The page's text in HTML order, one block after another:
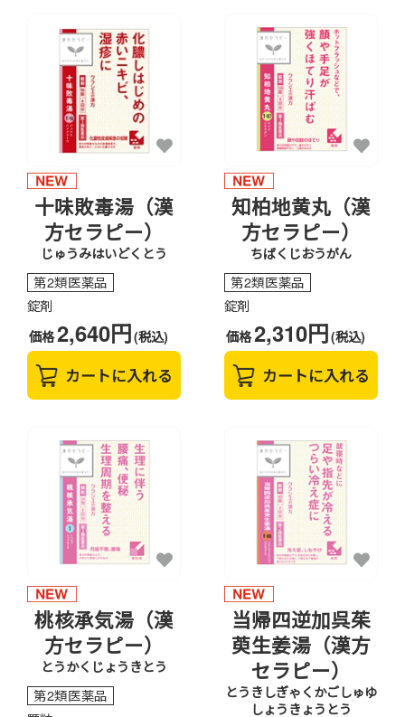
十味敗毒湯（漢
方セラピー）
じゅうみはいどくとう
第2類医薬品
錠剤
価格2,640円(税込)
カートに入れる
知柏地黄丸（漢
方セラピー）
ちばくじおうがん
第2類医薬品
錠剤
価格2,310円(税込)
カートに入れる
桃核承気湯（漢
方セラピー）
とうかくじょうきとう
第2類医薬品
当帰四逆加呉茱
萸生姜湯（漢方
セラピー）
とうきしぎゃくかごしゅゆ
しょうきょうとう